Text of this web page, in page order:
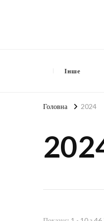
Інше
Головна 2024